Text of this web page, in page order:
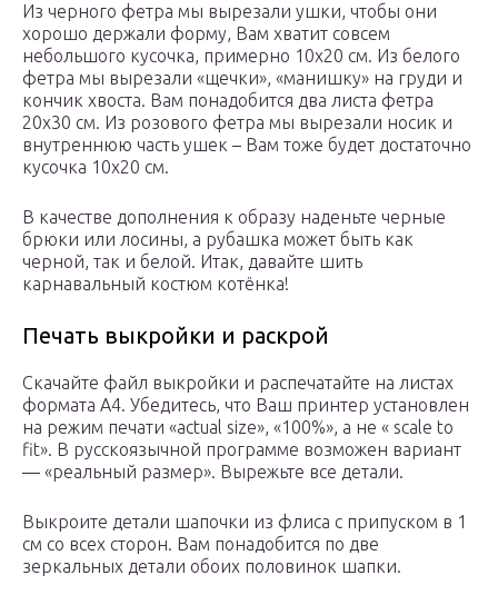
Из черного фетра мы вырезали ушки, чтобы они
хорошо держали форму, Вам хватит совсем
небольшого кусочка, примерно 10х20 см. Из белого
фетра мы вырезали «щечки», «манишку» на груди и
кончик хвоста. Вам понадобится два листа фетра
20х30 см. Из розового фетра мы вырезали носик и
внутреннюю часть ушек – Вам тоже будет достаточно
кусочка 10х20 см.
В качестве дополнения к образу наденьте черные
брюки или лосины, а рубашка может быть как
черной, так и белой. Итак, давайте шить
карнавальный костюм котёнка!
Печать выкройки и раскрой
Скачайте файл выкройки и распечатайте на листах
формата А4. Убедитесь, что Ваш принтер установлен
на режим печати «actual size», «100%», а не « scale to
fit». В русскоязычной программе возможен вариант
— «реальный размер». Вырежьте все детали.
Выкроите детали шапочки из флиса с припуском в 1
см со всех сторон. Вам понадобится по две
зеркальных детали обоих половинок шапки.